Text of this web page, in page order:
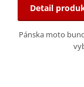
Detail
Pánska moto